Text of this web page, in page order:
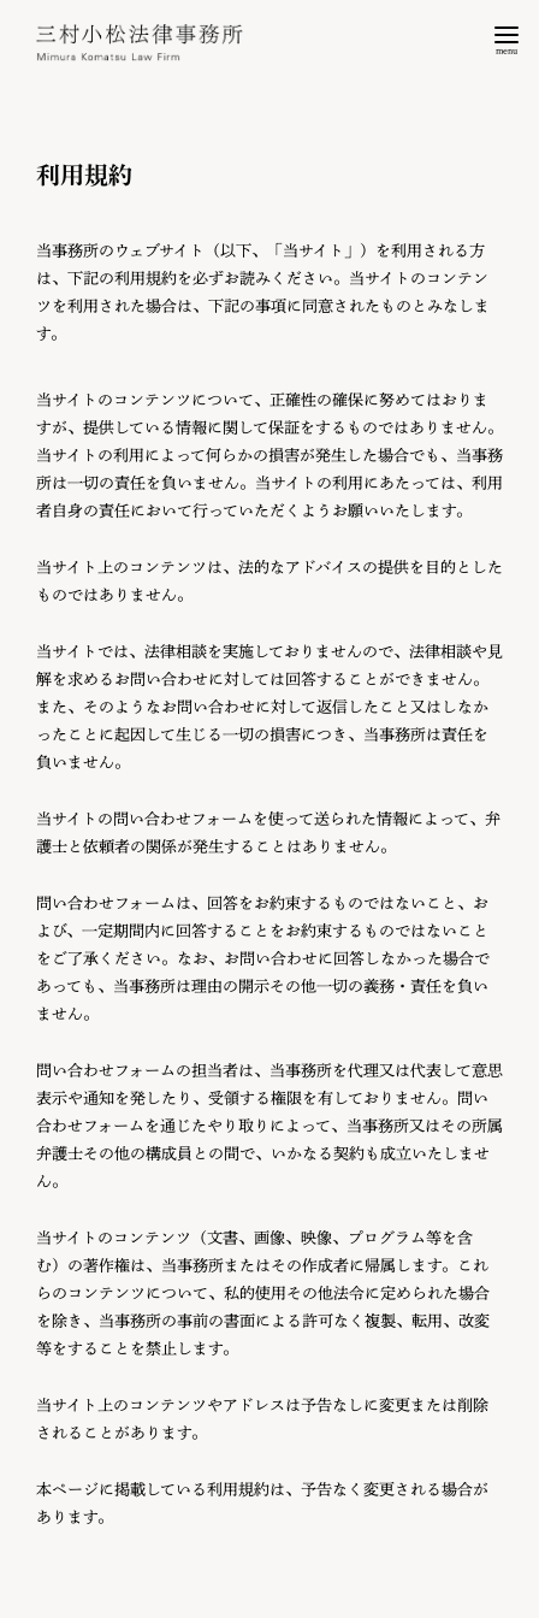
menu
利用規約
当事務所のウェブサイト（以下、「当サイト」）を利用される方
は、下記の利用規約を必ずお読みください。当サイトのコンテン
ツを利用された場合は、下記の事項に同意されたものとみなしま
す。
当サイトのコンテンツについて、正確性の確保に努めてはおりま
すが、提供している情報に関して保証をするものではありません。
当サイトの利用によって何らかの損害が発生した場合でも、当事務
所は一切の責任を負いません。当サイトの利用にあたっては、利用
者自身の責任において行っていただくようお願いいたします。
当サイト上のコンテンツは、法的なアドバイスの提供を目的とした
ものではありません。
当サイトでは、法律相談を実施しておりませんので、法律相談や見
解を求めるお問い合わせに対しては回答することができません。
また、そのようなお問い合わせに対して返信したこと又はしなか
ったことに起因して生じる一切の損害につき、当事務所は責任を
負いません。
当サイトの問い合わせフォームを使って送られた情報によって、弁
護士と依頼者の関係が発生することはありません。
問い合わせフォームは、回答をお約束するものではないこと、お
よび、一定期間内に回答することをお約束するものではないこと
をご了承ください。なお、お問い合わせに回答しなかった場合で
あっても、当事務所は理由の開示その他一切の義務・責任を負い
ません。
問い合わせフォームの担当者は、当事務所を代理又は代表して意思
表示や通知を発したり、受領する権限を有しておりません。問い
合わせフォームを通じたやり取りによって、当事務所又はその所属
弁護士その他の構成員との間で、いかなる契約も成立いたしませ
ん。
当サイトのコンテンツ（文書、画像、映像、プログラム等を含
む）の著作権は、当事務所またはその作成者に帰属します。これ
らのコンテンツについて、私的使用その他法令に定められた場合
を除き、当事務所の事前の書面による許可なく複製、転用、改変
等をすることを禁止します。
当サイト上のコンテンツやアドレスは予告なしに変更または削除
されることがあります。
本ページに掲載している利用規約は、予告なく変更される場合が
あります。